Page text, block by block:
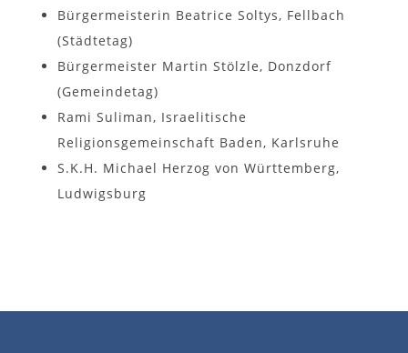
Bürgermeisterin Beatrice Soltys, Fellbach
(Städtetag)
Bürgermeister Martin Stölzle, Donzdorf
(Gemeindetag)
Rami Suliman, Israelitische
Religionsgemeinschaft Baden, Karlsruhe
S.K.H. Michael Herzog von Württemberg,
Ludwigsburg